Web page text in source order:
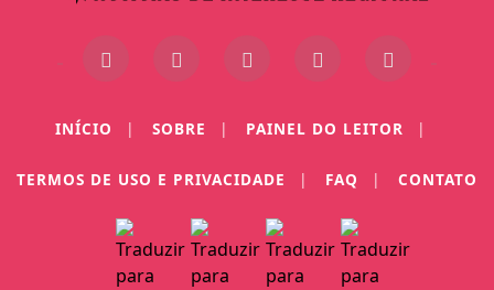
INÍCIO | SOBRE | PAINEL DO LEITOR |
TERMOS DE USO E PRIVACIDADE | FAQ | CONTATO